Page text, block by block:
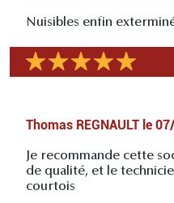
Nuisibles enfin
Thomas REGNAULT le
Je recommande cette
de qualité, et le
courtois